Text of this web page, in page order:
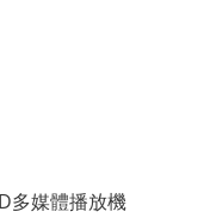
多媒體播放機